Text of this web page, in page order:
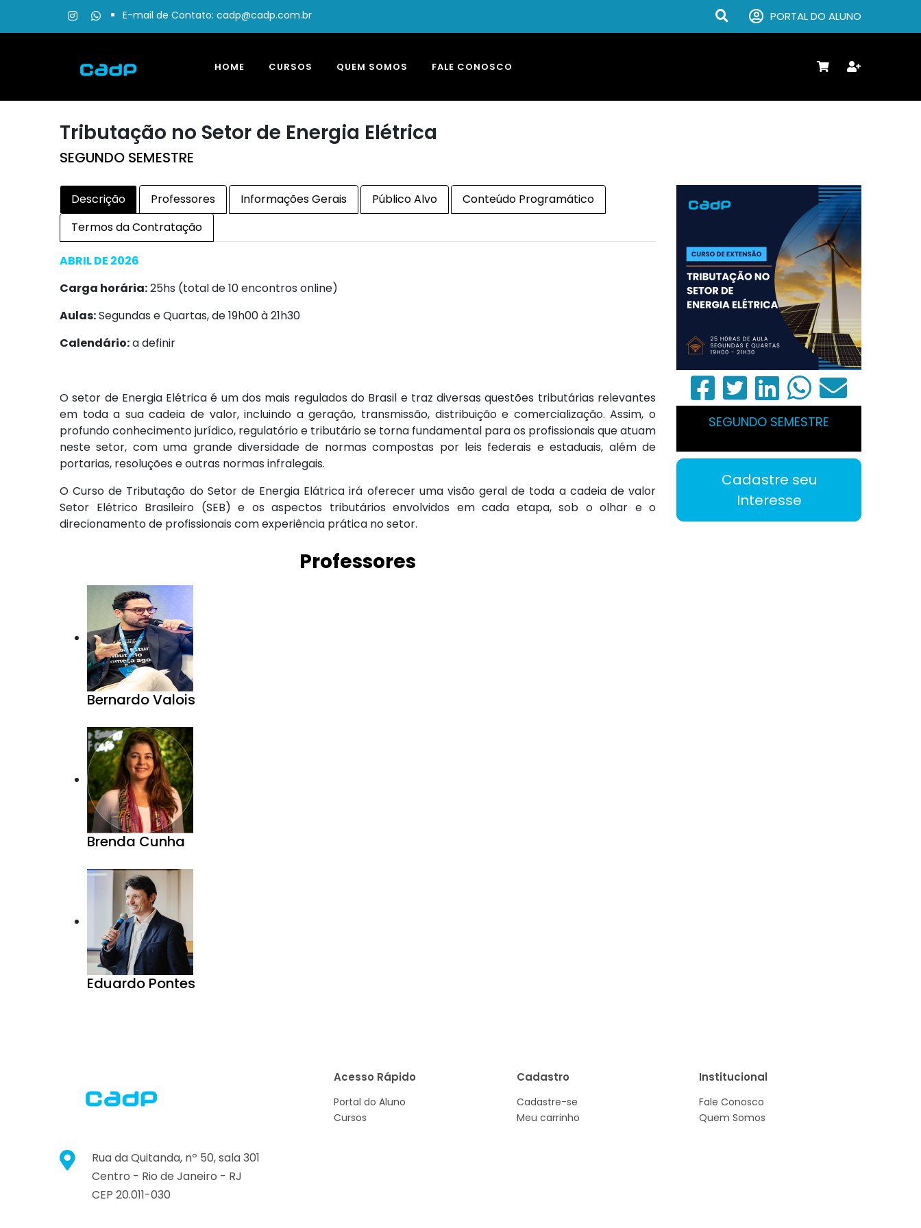
E-mail de Contato: cadp@cadp.com.br PORTAL DO ALUNO
HOME CURSOS QUEM SOMOS FALE CONOSCO
Tributação no Setor de Energia Elétrica
SEGUNDO SEMESTRE
Descrição Professores Informações Gerais Público Alvo
Conteúdo Programático
Termos da Contratação
ABRIL DE 2026
Carga horária:25hs (total de 10 encontros online)
Aulas:Segundas e Quartas, de 19h00 à 21h30
Calendário:a definir
O setor de Energia Elétrica é um dos mais regulados do Brasil e traz diversas questões tributárias relevantes
em toda a sua cadeia de valor, incluindo a geração, transmissão, distribuição e comercialização. Assim, o
profundo conhecimento jurídico, regulatório e tributário se torna fundamental para os profissionais que atuam
neste setor, com uma grande diversidade de normas compostas por leis federais e estaduais, além de
portarias, resoluções e outras normas infralegais.
O Curso de Tributação do Setor de Energia Elátrica irá oferecer uma visão geral de toda a cadeia de valor
Setor Elétrico Brasileiro (SEB) e os aspectos tributários envolvidos em cada etapa, sob o olhar e o
direcionamento de profissionais com experiência prática no setor.
Professores
Bernardo Valois
Brenda Cunha
Eduardo Pontes
SEGUNDO SEMESTRE
Cadastre seu
Interesse
Rua da Quitanda, nº 50, sala 301
Centro - Rio de Janeiro - RJ
CEP 20.011-030
Acesso Rápido
Portal do Aluno
Cursos
Cadastro
Cadastre-se
Meu carrinho
Institucional
Fale Conosco
Quem Somos